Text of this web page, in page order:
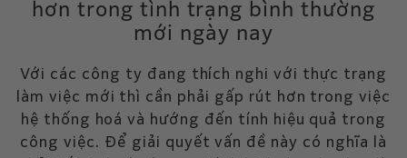
hơn trong tình trạng bình thường
mới ngày nay
Với các công ty đang thích nghi với thực trạng
làm việc mới thì cần phải gấp rút hơn trong việc
hệ thống hoá và hướng đến tính hiệu quả trong
công việc. Để giải quyết vấn đề này có nghĩa là